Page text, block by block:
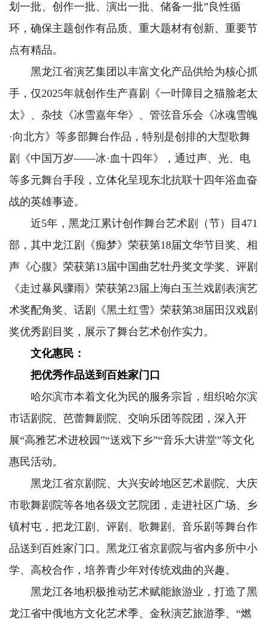
划一批、创作一批、演出一批、储备一批”良性循
环，确保主题创作有品质、重大题材有创新、重要节
点有精品。
黑龙江省演艺集团以丰富文化产品供给为核心抓
手，仅2025年就创作生产喜剧《一叶障目之猫脸老太
太》、杂技《冰雪嘉年华》、管弦音乐会《冰魂雪魄
·向北方》等多部舞台作品，特别是创排的大型歌舞
剧《中国万岁——冰·血十四年》，通过声、光、电
等多元舞台手段，立体化呈现东北抗联十四年浴血奋
战的英雄事迹。
近5年，黑龙江累计创作舞台艺术剧（节）目471
部，其中龙江剧《痴梦》荣获第18届文华节目奖、相
声《心腹》荣获第13届中国曲艺牡丹奖文学奖、评剧
《走过暴风骤雨》荣获第23届上海白玉兰戏剧表演艺
术奖配角奖、话剧《黑土红雪》荣获第38届田汉戏剧
奖优秀剧目奖，展示了舞台艺术创作实力。
文化惠民：
把优秀作品送到百姓家门口
哈尔滨市本着文化为民的服务宗旨，组织哈尔滨
市话剧院、芭蕾舞剧院、交响乐团等院团，深入开
展“高雅艺术进校园”“送戏下乡”“音乐大讲堂”等文化
惠民活动。
黑龙江省京剧院、大兴安岭地区艺术剧院、大庆
市歌舞剧院等各地各级文艺院团，走进社区广场、乡
镇村屯，把龙江剧、评剧、歌舞剧、音乐剧等舞台作
品送到百姓家门口。黑龙江省京剧院与省内多所中小
学、高校合作，培养青少年对传统戏曲的兴趣。
黑龙江各地积极推动艺术赋能旅游业，打造了黑
龙江省中俄地方文化艺术季、金秋演艺旅游季、“燃